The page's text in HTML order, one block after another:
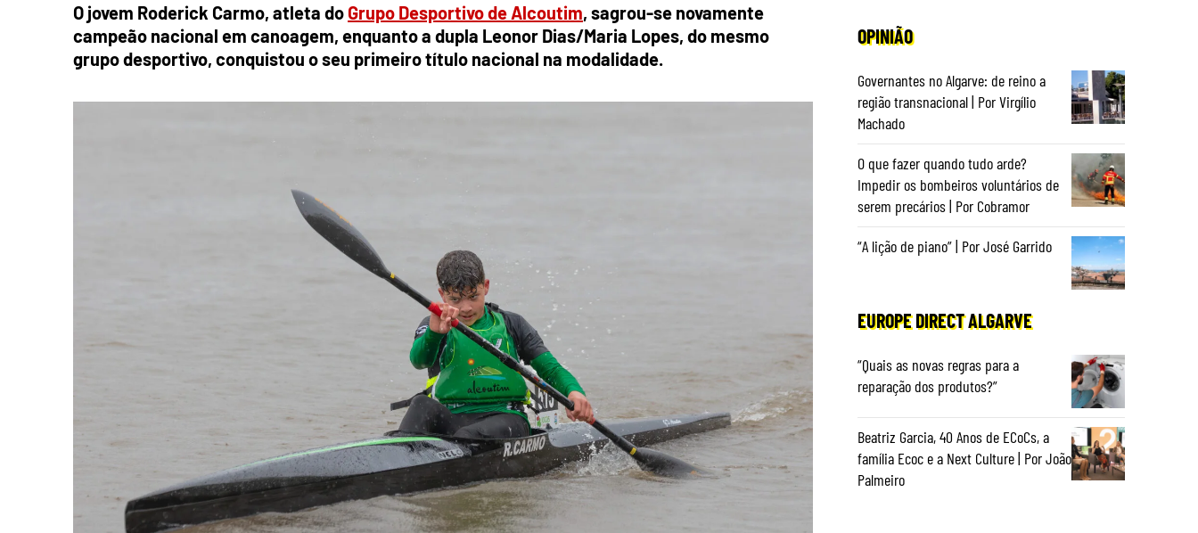
O jovem Roderick Carmo, atleta do Grupo Desportivo de Alcoutim, sagrou-se novamente
campeão nacional em canoagem, enquanto a dupla Leonor Dias/Maria Lopes, do mesmo
grupo desportivo, conquistou o seu primeiro título nacional na modalidade.
OPINIÃO
Governantes no Algarve: de reino a
região transnacional | Por Virgílio
Machado
O que fazer quando tudo arde?
Impedir os bombeiros voluntários de
serem precários | Por Cobramor
“A lição de piano” | Por José Garrido
EUROPE DIRECT ALGARVE
“Quais as novas regras para a
reparação dos produtos?”
Beatriz Garcia, 40 Anos de ECoCs, a
família Ecoc e a Next Culture | Por João
Palmeiro